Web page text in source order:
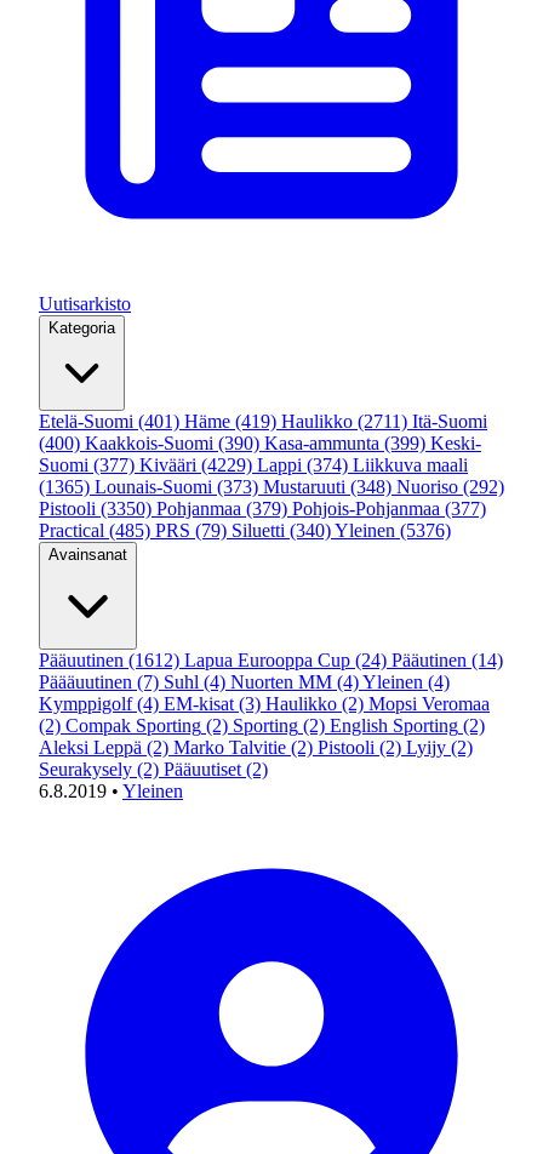
Uutisarkisto
Kategoria
Etelä-Suomi (401) Häme (419) Haulikko (2711) Itä-Suomi
(400) Kaakkois-Suomi (390) Kasa-ammunta (399) Keski-
Suomi (377) Kivääri (4229) Lappi (374) Liikkuva maali
(1365) Lounais-Suomi (373) Mustaruuti (348) Nuoriso (292)
Pistooli (3350) Pohjanmaa (379) Pohjois-Pohjanmaa (377)
Practical (485) PRS (79) Siluetti (340)Yleinen (5376)
Avainsanat
Pääuutinen (1612) Lapua Eurooppa Cup (24) Pääutinen (14)
Päääuutinen (7) Suhl (4) Nuorten MM (4)Yleinen (4)
Kymppigolf (4) EM-kisat (3) Haulikko (2) Mopsi Veromaa
(2) Compak Sporting (2) Sporting (2) English Sporting (2)
Aleksi Leppä (2) Marko Talvitie (2) Pistooli (2) Lyijy (2)
Seurakysely (2) Pääuutiset (2)
6.8.2019 • Yleinen